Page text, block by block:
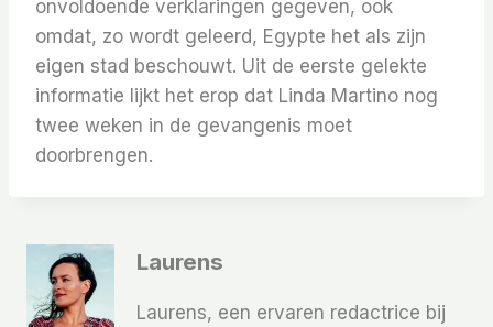
onvoldoende verklaringen gegeven, ook
omdat, zo wordt geleerd, Egypte het als zijn
eigen stad beschouwt. Uit de eerste gelekte
informatie lijkt het erop dat Linda Martino nog
twee weken in de gevangenis moet
doorbrengen.
Laurens
Laurens, een ervaren redactrice bij